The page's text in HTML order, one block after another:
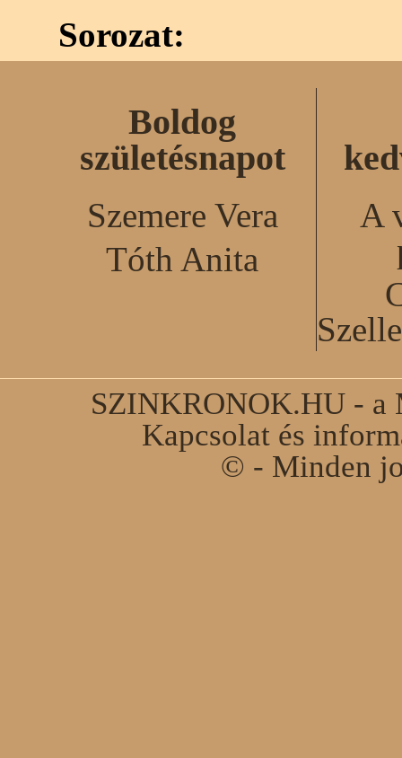
Sorozat:
Boldog
születésnapot
Szemere Vera
Tóth Anita
A
SZINKRONOK.HU - a
Kapcsolat és
© - Minden